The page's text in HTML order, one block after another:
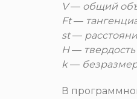
V— общий
Ft—
st—
H—
k—
В